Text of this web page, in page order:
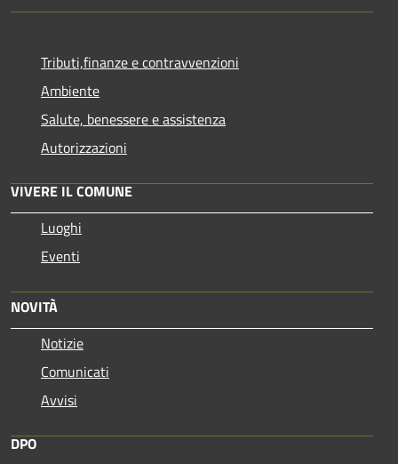
Tributi,finanze e contravvenzioni
Ambiente
Salute, benessere e assistenza
Autorizzazioni
VIVERE IL COMUNE
Luoghi
Eventi
NOVITÀ
Notizie
Comunicati
Avvisi
DPO